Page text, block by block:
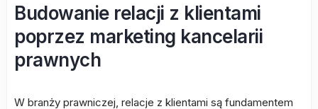
Budowanie relacji z klientami
poprzez marketing kancelarii
prawnych
W branży prawniczej, relacje z klientami są fundamentem